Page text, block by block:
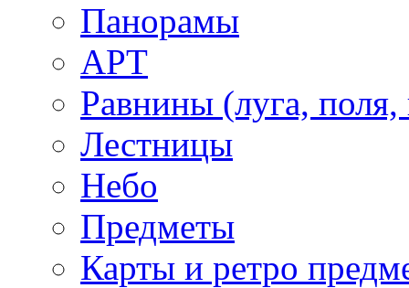
Панорамы
АРТ
Равнины (луга,
Лестницы
Небо
Предметы
Карты и ретро